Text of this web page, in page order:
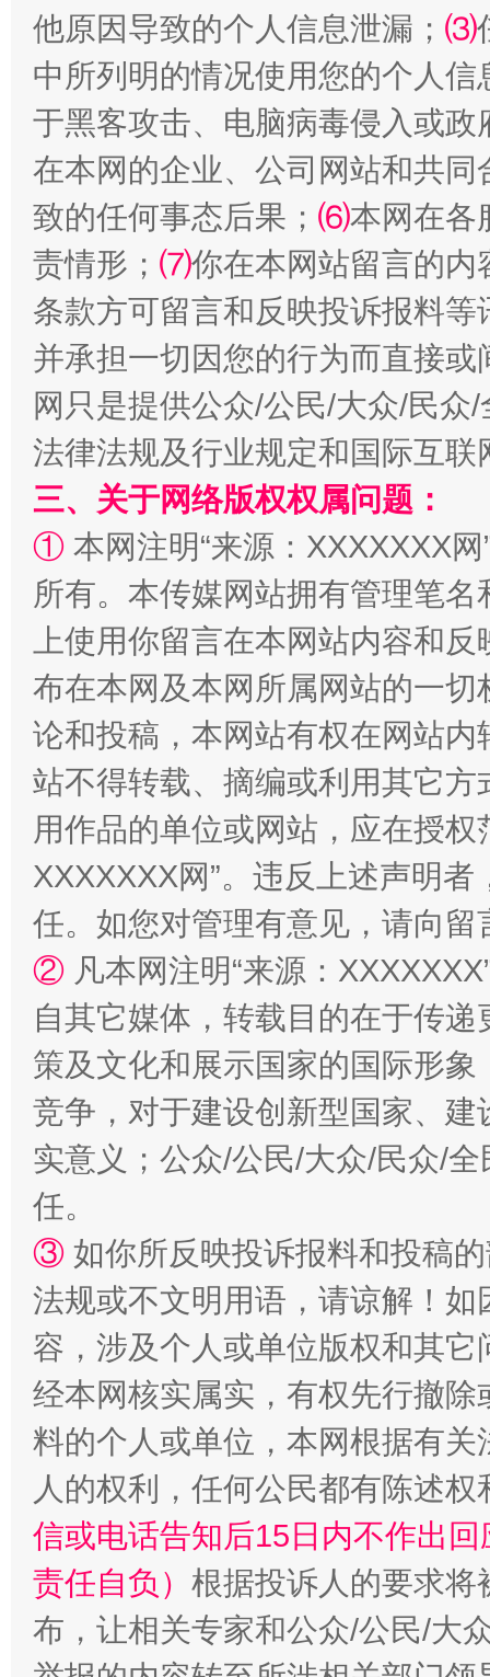
受贿1.44亿！段成刚被判无期 从幼
全民健身五年计划来了！等你上场
阿坝州三大球赛在茂县开幕 规模
国家大学科技园优化重塑工作
扯下公款旅游的“隐身衣” 如何以
“蜀中异人”王建安的艺术幻境
他原因导致的个人信息泄漏； ⑶
中所列明的情况使用您的个人
于黑客攻击、电脑病毒侵入或
在本网的企业、公司网站和共
致的任何事态后果； ⑹本网在各
责情形； ⑺你在本网站留言的内
条款方可留言和反映投诉报料
并承担一切因您的行为而直接
网只是提供公众/公民/大众/民
法律法规及行业规定和国际互
三、关于网络版权权属问题：
① 本网注明“来源：XXXXXXX
所有。本传媒网站拥有管理笔
上使用你留言在本网站内容和
布在本网及本网所属网站的一
论和投稿，本网站有权在网站
站不得转载、摘编或利用其它
用作品的单位或网站，应在授
XXXXXXX网”。违反上述声明
任。如您对管理有意见，请向
② 凡本网注明“来源：
自其它媒体，转载目的在于传
策及文化和展示国家的国际形
竞争，对于建设创新型国家、
实意义；公众/公民/大众/民众/
任。
③ 如你所反映投诉报料和投稿
法规或不文明用语，请谅解！
容，涉及个人或单位版权和其它
经本网核实属实，有权先行撤
料的个人或单位，本网根据有
人的权利，任何公民都有陈述
信或电话告知后15日内不作出
责任自负） 根据投诉人的要求将
布，让相关专家和公众/公民/大